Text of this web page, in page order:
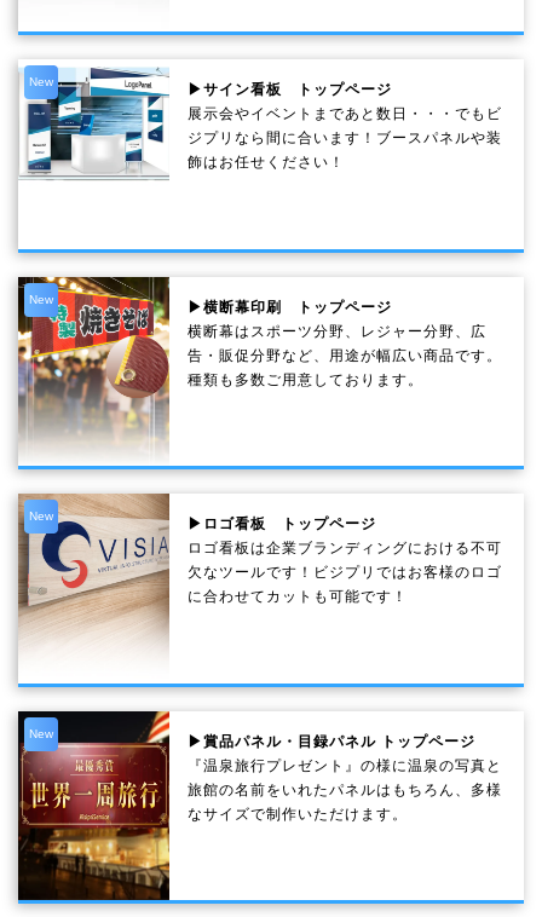
New
▶サイン看板 トップページ
展示会やイベントまであと数日・・・でもビ
ジプリなら間に合います！ブースパネルや装
飾はお任せください！
New
▶横断幕印刷 トップページ
横断幕はスポーツ分野、レジャー分野、広
告・販促分野など、用途が幅広い商品です。
種類も多数ご用意しております。
New
▶ロゴ看板 トップページ
ロゴ看板は企業ブランディングにおける不可
欠なツールです！ビジプリではお客様のロゴ
に合わせてカットも可能です！
New
▶賞品パネル・目録パネル トップページ
『温泉旅行プレゼント』の様に温泉の写真と
旅館の名前をいれたパネルはもちろん、多様
なサイズで制作いただけます。